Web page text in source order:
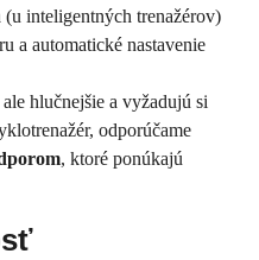
inteligentných trenažérov)
a automatické nastavenie
hlučnejšie a vyžadujú si
odporúčame
, ktoré ponúkajú